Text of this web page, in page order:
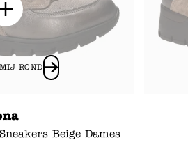
ROND
Beige Dames